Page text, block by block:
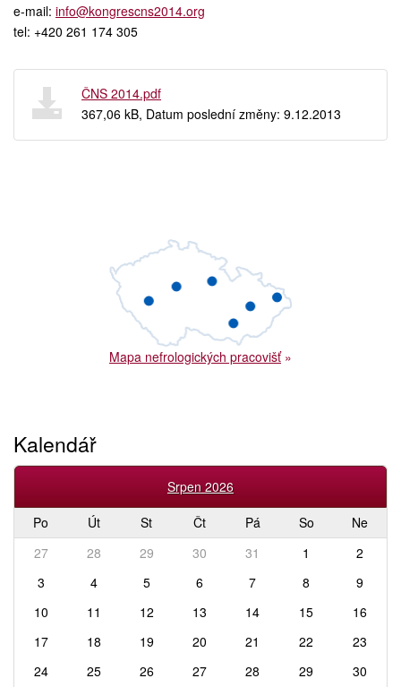
e-mail: info@kongrescns2014.org
tel: +420 261 174 305
ČNS 2014.pdf
367,06 kB, Datum poslední změny: 9.12.2013
Mapa nefrologických pracovišť»
Kalendář
Srpen 2026
Po
Út St Čt Pá So
Ne
27
28 29 30 31 1
2
3
4 5 6 7 8
9
10
11 12 13 14 15
16
17
18 19 20 21 22
23
24
25 26 27 28 29
30